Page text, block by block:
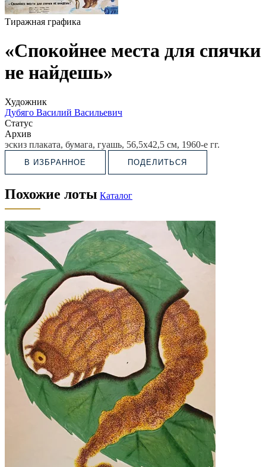
Тиражная графика
«Спокойнее места для спячки
не найдешь»
Художник
Дубяго Василий Васильевич
Статус
Архив
эскиз плаката, бумага, гуашь, 56,5х42,5 см, 1960-е гг.
В ИЗБРАННОЕ ПОДЕЛИТЬСЯ
Похожие лоты Каталог